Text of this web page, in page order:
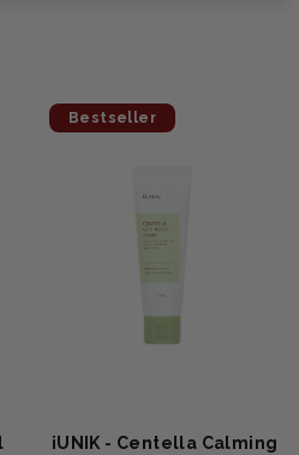
Bestseller
iUNIK - Centella Calming